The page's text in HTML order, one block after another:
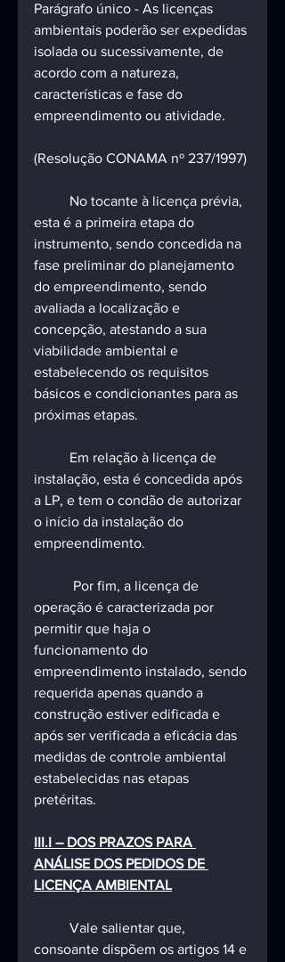
Parágrafo único - As licenças
ambientais poderão ser expedidas
isolada ou sucessivamente, de
acordo com a natureza,
características e fase do
empreendimento ou atividade.
(Resolução CONAMA nº 237/1997)
esta é a primeira etapa do
instrumento, sendo concedida na
fase preliminar do planejamento
do empreendimento, sendo
avaliada a localização e
concepção, atestando a sua
viabilidade ambiental e
estabelecendo os requisitos
básicos e condicionantes para as
próximas etapas.
instalação, esta é concedida após
a LP, e tem o condão de autorizar
o início da instalação do
empreendimento.
operação é caracterizada por
permitir que haja o
funcionamento do
empreendimento instalado, sendo
requerida apenas quando a
construção estiver edificada e
após ser verificada a eficácia das
medidas de controle ambiental
estabelecidas nas etapas
pretéritas.
III.I – DOS PRAZOS PARA
ANÁLISE DOS PEDIDOS DE
LICENÇA AMBIENTAL
Vale salientar que,
consoante dispõem os artigos 14 e